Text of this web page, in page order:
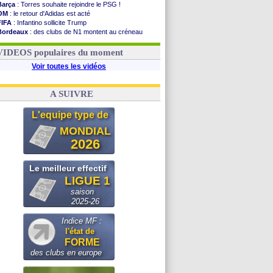
: Torres souhaite rejoindre le PSG !
: le retour d'Adidas est acté
: Infantino sollicite Trump
: des clubs de N1 montent au créneau
: le démenti de Leipzig pour Diomandé
populaires du moment
Voir toutes les vidéos
A SUIVRE
L'equipe type de
MONDIAL
2026
Le meilleur effectif
LIGUE 1
saison
2025-26
Indice MF :
l'état de
FORME
des clubs en europe